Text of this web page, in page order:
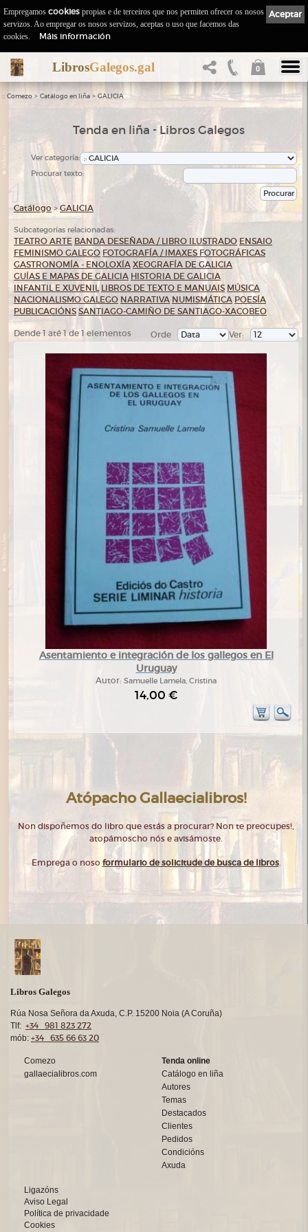
LibrosGalegos.gal 0
:: Comezo > Catálogo en liña > GALICIA
Tenda en liña - Libros Galegos
Ver categoría:
Procurar texto:
Catálogo >GALICIA
Subcategorías relacionadas:
TEATRO ARTE BANDA DESEÑADA / LIBRO ILUSTRADO ENSAIO
FEMINISMO GALEGO FOTOGRAFÍA / IMAXES FOTOGRÁFICAS
GASTRONOMÍA - ENOLOXÍA XEOGRAFÍA DE GALICIA
GUÍAS E MAPAS DE GALICIA HISTORIA DE GALICIA
INFANTIL E XUVENIL LIBROS DE TEXTO E MANUAIS MÚSICA
NACIONALISMO GALEGO NARRATIVA NUMISMÁTICA POESÍA
PUBLICACIÓNS SANTIAGO-CAMIÑO DE SANTIAGO-XACOBEO
Dende 1 até 1 de 1 elementos Ver:
Orde
Asentamiento e integración de los gallegos en El
Uruguay
Autor: Samuelle Lamela, Cristina
14,00 €
Atópacho Gallaecialibros!
Non dispoñemos do libro que estás a procurar? Non te preocupes!,
atopámoscho nós e avisámoste.
Emprega o noso formulario de solicitude de busca de libros.
Libros Galegos
Rúa Nosa Señora da Axuda, C.P. 15200 Noia (A Coruña)
Tlf: +34 981 823 272
mób: +34 635 66 63 20
Comezo
gallaecialibros.com
Tenda online
Catálogo en liña
Autores
Temas
Destacados
Clientes
Pedidos
Condicións
Axuda
Ligazóns
Aviso Legal
Política de privacidade
Cookies
Aceptar
Empregamos cookies propias e de terceiros que nos permiten ofrecer os nosos
servizos. Ao empregar os nosos servizos, aceptas o uso que facemos das
cookies.
Máis información